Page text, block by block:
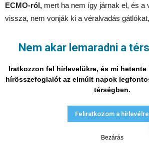
Nem akar lemaradni a
Iratkozzon fel hírlevelükre, és mi
hírösszefoglalót az elmúlt napok
térségben.
Feliratkozom a hírlevélre
Bezárás
ECMO-ról, mert ha nem így járnak el, és a
vissza, nem vonják ki a véralvadás
tüdőm nem eresztett. Kiderült, hogy míg
légáteresztő már és működik.
Egyetlen egy emlékképem van a kóma
gyermekeim beszélgettek a tavasszal
fagykárról, amit a gazdák szenvedtek el.A
Lassan